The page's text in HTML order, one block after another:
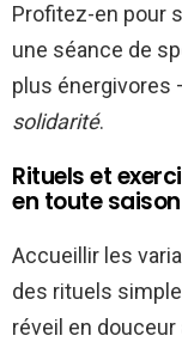
Profitez-en pour
une séance de
plus énergivores
solidarité.
Rituels et
en toute saison
Accueillir les
des rituels
réveil en